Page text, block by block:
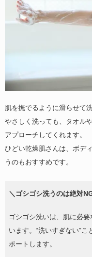
肌を撫でるように滑らせて
やさしく洗っても、タオル
アプローチしてくれます。
ひどい乾燥肌さんは、ボデ
うのもおすすめです。
＼ゴシゴシ洗うのは絶対
ゴシゴシ洗いは、肌に必
います。“洗いすぎない”
ポートします。